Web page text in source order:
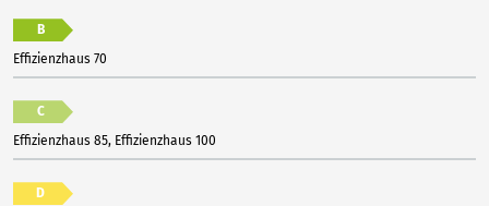
B
Effizienzhaus 70
C
Effizienzhaus 85, Effizienzhaus 100
D